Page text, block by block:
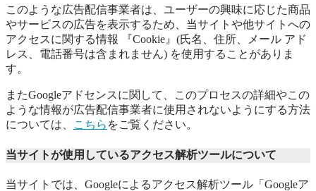
このような広告配信事業者は、ユーザーの興味に応じた商品
やサービスの広告を表示するため、当サイトや他サイトへの
アクセスに関する情報 『Cookie』(氏名、住所、メール アド
レス、電話番号は含まれません) を使用することがありま
す。
またGoogleアドセンスに関して、このプロセスの詳細やこの
ような情報が広告配信事業者に使用されないようにする方法
については、
こちら をご覧ください。
当サイトが使用しているアクセス解析ツールについて
当サイトでは、Googleによるアクセス解析ツール「Googleア